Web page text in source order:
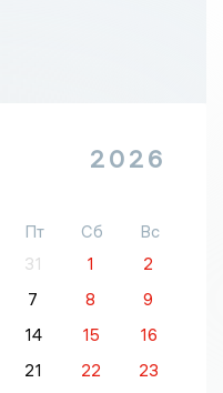
2026
Пт Сб
Вс
31 1
2
7 8
9
14 15
16
21 22
23